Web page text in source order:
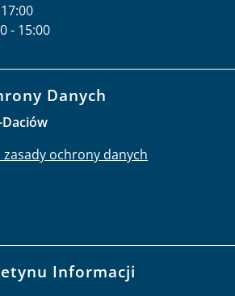
- 15:00
Danych
ochrony danych
Informacji